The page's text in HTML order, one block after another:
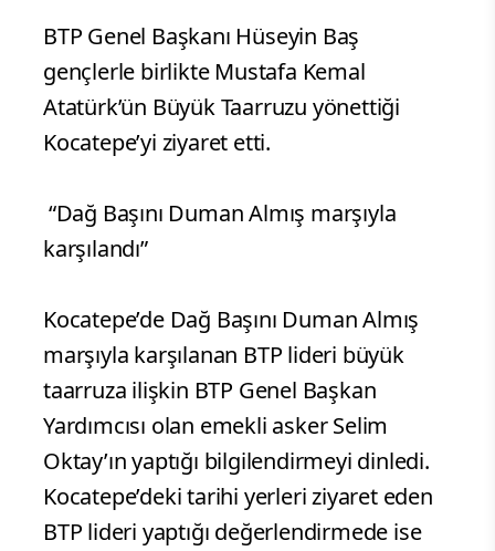
BTP Genel Başkanı Hüseyin Baş
gençlerle birlikte Mustafa Kemal
Atatürk’ün Büyük Taarruzu yönettiği
Kocatepe’yi ziyaret etti.
“Dağ Başını Duman Almış marşıyla
karşılandı”